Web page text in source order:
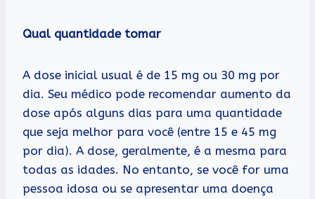
Qual quantidade tomar
A dose inicial usual é de 15 mg ou 30 mg por
dia. Seu médico pode recomendar aumento da
dose após alguns dias para uma quantidade
que seja melhor para você (entre 15 e 45 mg
por dia). A dose, geralmente, é a mesma para
todas as idades. No entanto, se você for uma
pessoa idosa ou se apresentar uma doença